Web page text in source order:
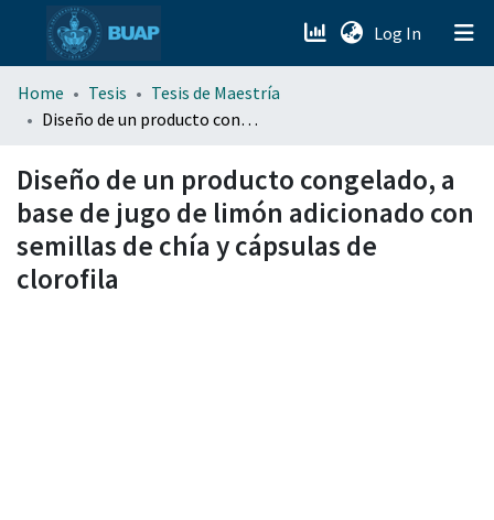
Log In (current)
menu.section.about_menu
Home Tesis
Tesis de Maestría
Diseño de un producto congelado, a base de jugo de limón adicionado con semillas de chía y cápsulas de clorofila
Diseño de un producto congelado, a
base de jugo de limón adicionado con
semillas de chía y cápsulas de
clorofila